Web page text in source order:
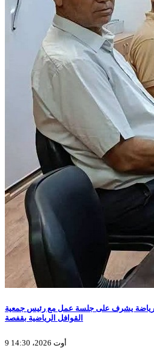
يشرف على جلسة عمل مع رئيس جمعية
القوافل الرياضية بقفصة
9 أوت 2026، 14:30